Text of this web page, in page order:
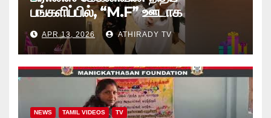
பங்களிப்பில், “M.F” ஊடாக
“கற்றலுக்கான அப்பியாசக்
கொப்பிகள்” வழங்கல் வீடியோ
APR 13, 2026 ATHIRADY TV
NEWS TAMIL VIDEOS TV